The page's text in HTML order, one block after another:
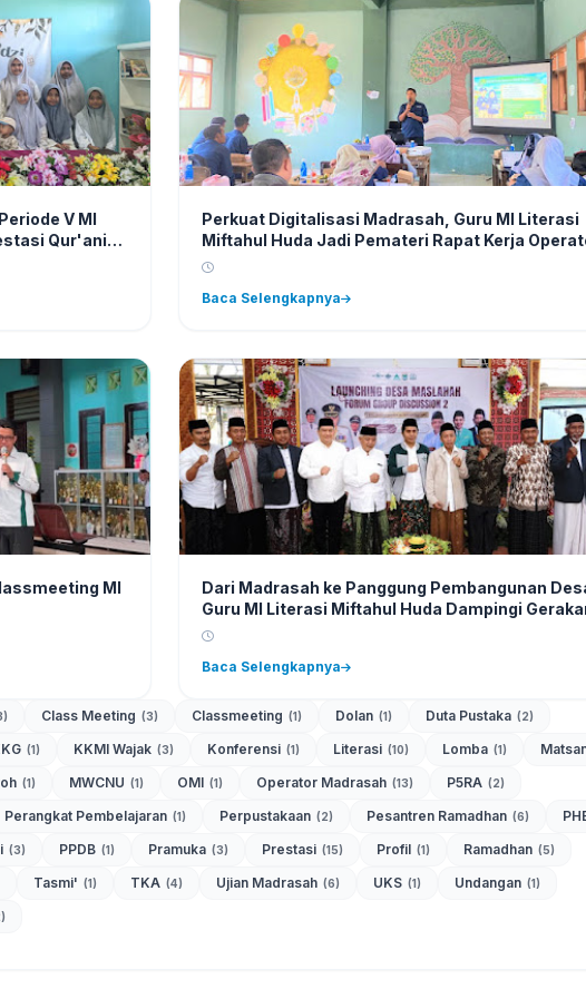
V MI
Qur'ani
Perkuat Digitalisasi Madrasah, Guru MI Literasi
Miftahul Huda Jadi Pemateri Rapat Kerja
MI se-Kecamatan Wajak
Baca Selengkapnya
MI
Dari Madrasah ke Panggung Pembangunan
Guru MI Literasi Miftahul Huda Dampingi
Desa Maslahah di Hadapan Bupati Malang
Baca Selengkapnya
Class Meeting (3) Classmeeting (1) Dolan (1) Duta Pustaka (2)
(1) KKMI Wajak (3) Konferensi (1) Literasi (10) Lomba (1)
(1) MWCNU (1) OMI (1) Operator Madrasah (13) P5RA (2)
Perangkat Pembelajaran (1) Perpustakaan (2) Pesantren Ramadhan (6)
(3) PPDB (1) Pramuka (3) Prestasi (15) Profil (1) Ramadhan (5)
Tasmi' (1) TKA (4) Ujian Madrasah (6) UKS (1) Undangan (1)